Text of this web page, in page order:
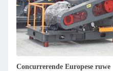
Concurrerende Europese ruwe